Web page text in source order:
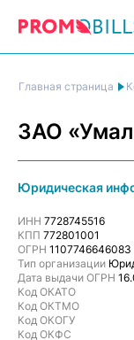
Главная страница
ЗАО
Юридическая
ИНН 7728745516
КПП 772801001
ОГРН 1107746646083
Тип организации
Дата выдачи ОГРН
Код ОКАТО
Код ОКТМО
Код ОКОГУ
Код ОКФС